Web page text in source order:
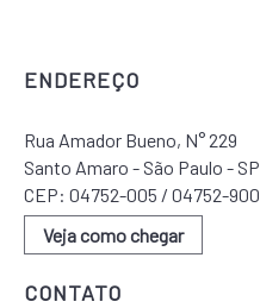
ENDEREÇO
Rua Amador Bueno, N° 229
Santo Amaro - São Paulo - SP
CEP: 04752-005 / 04752-900
Veja como chegar
CONTATO